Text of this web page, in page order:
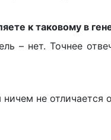
к таковому в
– нет. Точнее
не отличается